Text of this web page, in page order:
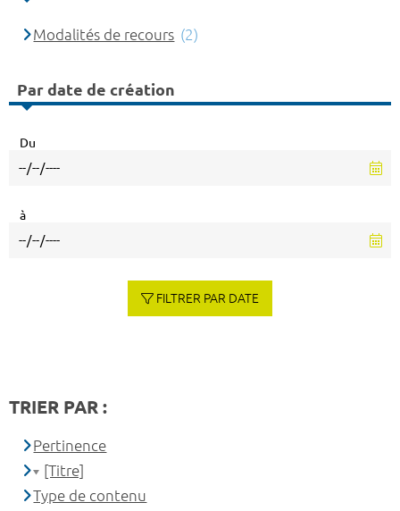
Modalités de recours (2)
Par date de création
Du
à
FILTRER PAR DATE
TRIER PAR :
Pertinence
[Titre]
Type de contenu